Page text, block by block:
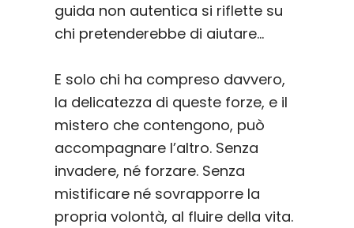
guida non autentica si riflette su
chi pretenderebbe di aiutare…
E solo chi ha compreso davvero,
la delicatezza di queste forze, e il
mistero che contengono, può
accompagnare l’altro. Senza
invadere, né forzare. Senza
mistificare né sovrapporre la
propria volontà, al fluire della vita.